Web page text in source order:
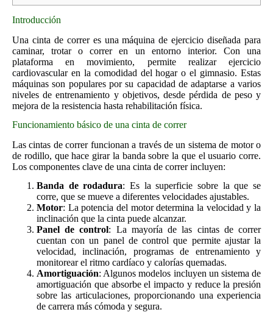
Introducción
Una cinta de correr es una máquina de ejercicio diseñada para
caminar, trotar o correr en un entorno interior. Con una
plataforma en movimiento, permite realizar ejercicio
cardiovascular en la comodidad del hogar o el gimnasio. Estas
máquinas son populares por su capacidad de adaptarse a varios
niveles de entrenamiento y objetivos, desde pérdida de peso y
mejora de la resistencia hasta rehabilitación física.
Funcionamiento básico de una cinta de correr
Las cintas de correr funcionan a través de un sistema de motor o
de rodillo, que hace girar la banda sobre la que el usuario corre.
Los componentes clave de una cinta de correr incluyen:
Banda de rodadura: Es la superficie sobre la que se
corre, que se mueve a diferentes velocidades ajustables.
Motor: La potencia del motor determina la velocidad y la
inclinación que la cinta puede alcanzar.
Panel de control: La mayoría de las cintas de correr
cuentan con un panel de control que permite ajustar la
velocidad, inclinación, programas de entrenamiento y
monitorear el ritmo cardíaco y calorías quemadas.
Amortiguación: Algunos modelos incluyen un sistema de
amortiguación que absorbe el impacto y reduce la presión
sobre las articulaciones, proporcionando una experiencia
de carrera más cómoda y segura.